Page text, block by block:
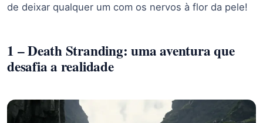
de deixar qualquer um com os nervos à flor da pele!
1 – Death Stranding: uma aventura que
desafia a realidade